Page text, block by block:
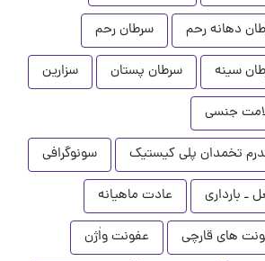
دهانه رحم
سرطان رحم
سینه
سرطان پستان
سزارین
جنسی
تخمدان پلی کیستیک
سونوگرافی
ـ بارداری
عادت ماهیانه
های قارچی
عفونت واٰژن